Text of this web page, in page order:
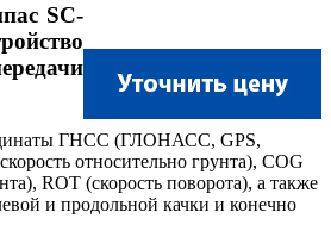
SC-
ГНСС (ГЛОНАСС, GPS,
относительно грунта), COG
ROT (скорость поворота), а также
и продольной качки и конечно